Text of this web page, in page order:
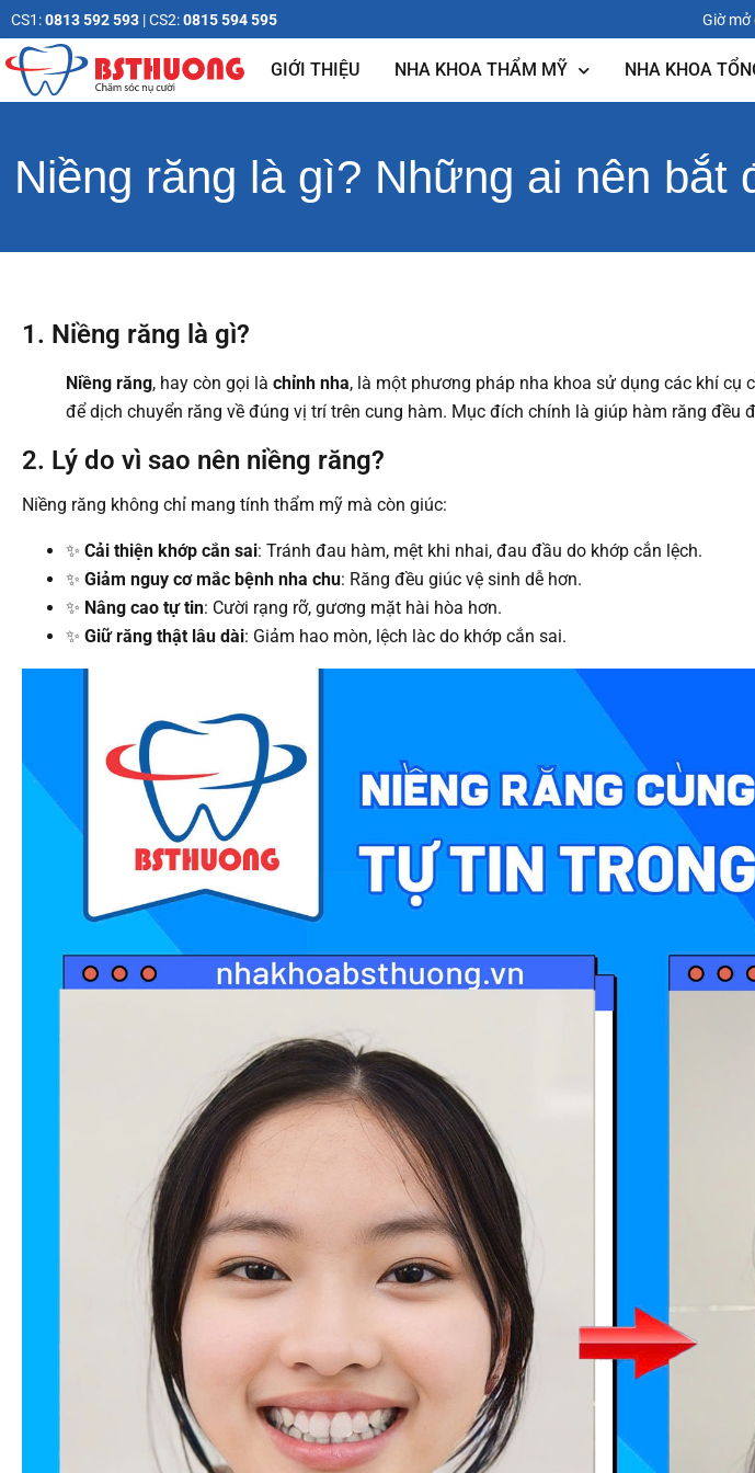
CS1:0813 592 593 | CS2:0815 594 595 Giờ mở
GIỚI THIỆU NHA KHOA THẨM MỸ NHA KHOA
Niềng răng là gì? Những ai nên bắt
1. Niềng răng là gì?
Niềng răng, hay còn gọi là chỉnh nha, là một phương pháp nha khoa sử dụng các khí cụ
để dịch chuyển răng về đúng vị trí trên cung hàm. Mục đích chính là giúp hàm răng đều
2. Lý do vì sao nên niềng răng?
Niềng răng không chỉ mang tính thẩm mỹ mà còn giúc:
✨ Cải thiện khớp cắn sai: Tránh đau hàm, mệt khi nhai, đau đầu do khớp cắn lệch.
✨ Giảm nguy cơ mắc bệnh nha chu: Răng đều giúc vệ sinh dễ hơn.
✨ Nâng cao tự tin: Cười rạng rỡ, gương mặt hài hòa hơn.
✨ Giữ răng thật lâu dài: Giảm hao mòn, lệch làc do khớp cắn sai.